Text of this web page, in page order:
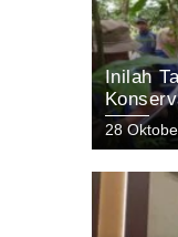
Inilah
Arjuno
28